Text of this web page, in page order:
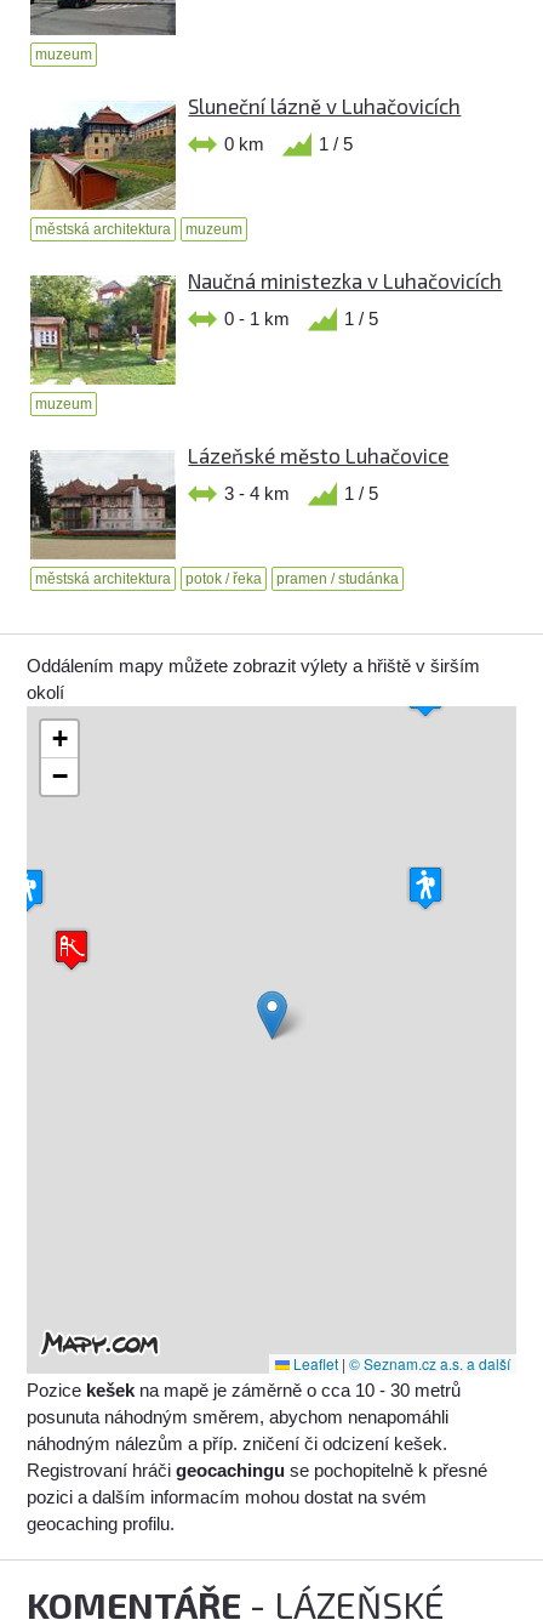
muzeum
Sluneční lázně v Luhačovicích
0 km 1 / 5
městská architektura muzeum
Naučná ministezka v Luhačovicích
0 - 1 km 1 / 5
muzeum
Lázeňské město Luhačovice
3 - 4 km 1 / 5
městská architektura potok / řeka pramen / studánka
Oddálením mapy můžete zobrazit výlety a hřiště v širším
okolí
+
−
Leaflet | © Seznam.cz a.s. a další
Pozice kešek na mapě je záměrně o cca 10 - 30 metrů
posunuta náhodným směrem, abychom nenapomáhli
náhodným nálezům a příp. zničení či odcizení kešek.
Registrovaní hráčigeocachingu se pochopitelně k přesné
pozici a dalším informacím mohou dostat na svém
geocaching profilu.
KOMENTÁŘE - LÁZEŇSKÉ